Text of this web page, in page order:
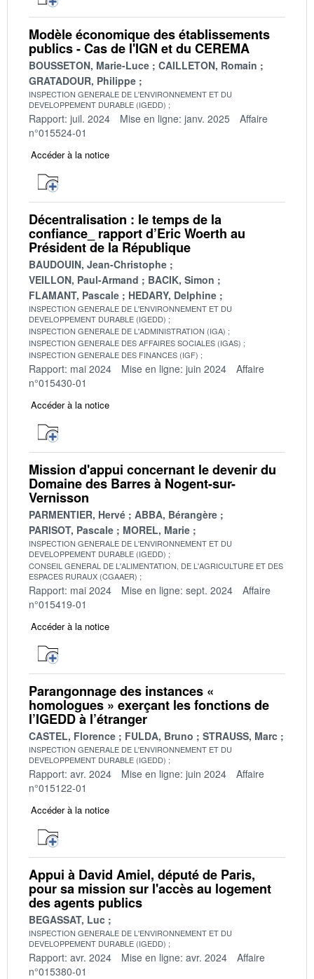
Modèle économique des établissements
publics - Cas de l'IGN et du CEREMA
BOUSSETON, Marie-Luce
CAILLETON, Romain
GRATADOUR, Philippe
INSPECTION GENERALE DE L'ENVIRONNEMENT ET DU
DEVELOPPEMENT DURABLE (IGEDD)
Rapport: juil. 2024 Mise en ligne: janv. 2025
Affaire
n°015524-01
Accéder à la notice
Décentralisation : le temps de la
confiance_ rapport d’Eric Woerth au
Président de la République
BAUDOUIN, Jean-Christophe
VEILLON, Paul-Armand
BACIK, Simon
FLAMANT, Pascale
HEDARY, Delphine
INSPECTION GENERALE DE L'ENVIRONNEMENT ET DU
DEVELOPPEMENT DURABLE (IGEDD)
INSPECTION GENERALE DE L'ADMINISTRATION (IGA)
INSPECTION GENERALE DES AFFAIRES SOCIALES (IGAS)
INSPECTION GENERALE DES FINANCES (IGF)
Rapport: mai 2024 Mise en ligne: juin 2024
Affaire
n°015430-01
Accéder à la notice
Mission d'appui concernant le devenir du
Domaine des Barres à Nogent-sur-
Vernisson
PARMENTIER, Hervé
ABBA, Bérangère
PARISOT, Pascale
MOREL, Marie
INSPECTION GENERALE DE L'ENVIRONNEMENT ET DU
DEVELOPPEMENT DURABLE (IGEDD)
CONSEIL GENERAL DE L'ALIMENTATION, DE L'AGRICULTURE ET DES
ESPACES RURAUX (CGAAER)
Rapport: mai 2024 Mise en ligne: sept. 2024
Affaire
n°015419-01
Accéder à la notice
Parangonnage des instances «
homologues » exerçant les fonctions de
l’IGEDD à l’étranger
CASTEL, Florence FULDA, Bruno STRAUSS, Marc
INSPECTION GENERALE DE L'ENVIRONNEMENT ET DU
DEVELOPPEMENT DURABLE (IGEDD)
Rapport: avr. 2024 Mise en ligne: juin 2024
Affaire
n°015122-01
Accéder à la notice
Appui à David Amiel, député de Paris,
pour sa mission sur l'accès au logement
des agents publics
BEGASSAT, Luc
INSPECTION GENERALE DE L'ENVIRONNEMENT ET DU
DEVELOPPEMENT DURABLE (IGEDD)
Rapport: avr. 2024 Mise en ligne: avr. 2024
Affaire
n°015380-01